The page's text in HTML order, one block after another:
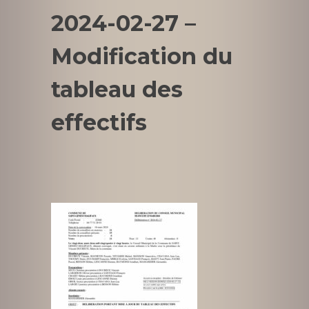
2024-02-27 –
Modification du
tableau des
effectifs